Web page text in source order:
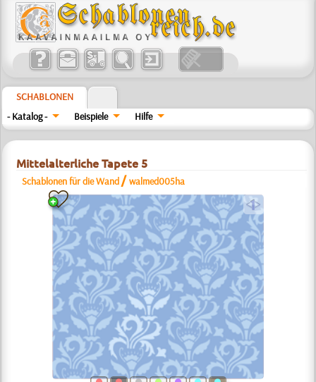
SCHABLONEN
- Katalog -
Beispiele Hilfe
Mittelalterliche Tapete 5
Schablonen für die Wand /walmed005ha
a